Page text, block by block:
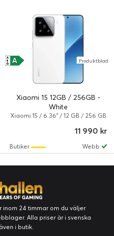
Xiaomi 15 12GB / 256GB -
White
Xiaomi 15 / 6.36" / 12 GB / 256 GB
A
A
↑
G Produktblad
11 990 kr
Webb
Butiker
24 timmar om du väljer
Alla priser är i svenska
i butik.